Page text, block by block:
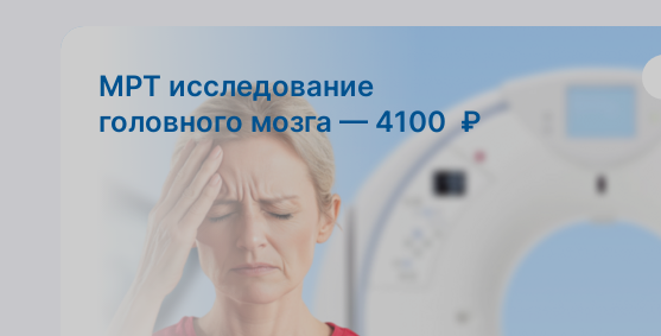
МРТ исследование
головного мозга — 4100 ₽